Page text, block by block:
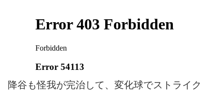
降谷も怪我が完治して、変化球でストライク